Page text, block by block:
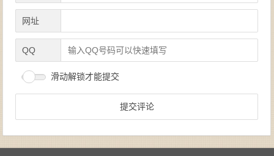
网址
QQ
滑动解锁才能提交